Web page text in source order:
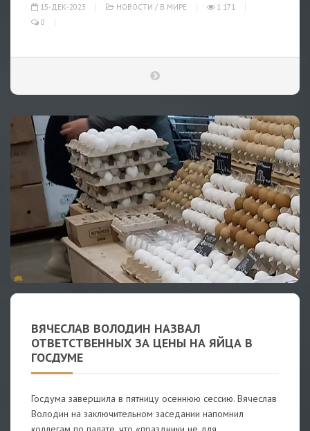
15-ДЕК-2023 НОВОСТИ / В МИРЕ
1 171
0
ВЯЧЕСЛАВ ВОЛОДИН НАЗВАЛ
ОТВЕТСТВЕННЫХ ЗА ЦЕНЫ НА ЯЙЦА В
ГОСДУМЕ
Госдума завершила в пятницу осеннюю сессию. Вячеслав
Володин на заключительном заседании напомнил